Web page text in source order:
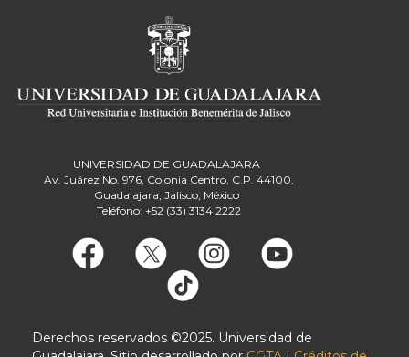
UNIVERSIDAD DE GUADALAJARA
Av. Juárez No. 976, Colonia Centro, C.P. 44100,
Guadalajara, Jalisco, México
Teléfono: +52 (33) 3134 2222
Derechos reservados ©2025. Universidad de